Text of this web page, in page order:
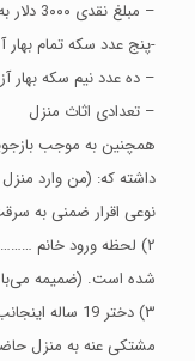
– مبلغ نقدی 3۰۰۰ دلار به همراه
-پنج عدد سکه تمام بهار
– ده عدد نیم سکه بهار
– تعدادی اثاث منزل
همچنین به موجب
داشته که: (من وارد
نوعی اقرار ضمنی به
۲) لحظه ورود خانم
شده است. (ضمیمه
۳) دختر 19
مشتکی عنه به منزل